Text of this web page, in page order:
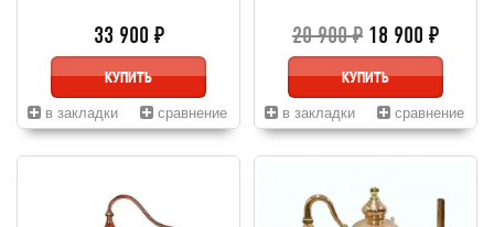
33 900 ₽
КУПИТЬ
в закладки сравнение
20 900 ₽ 18 900 ₽
КУПИТЬ
в закладки сравнение